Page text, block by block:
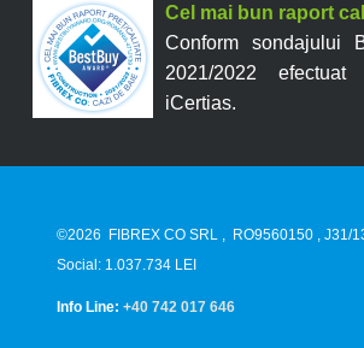
Cel mai bun raport
Conform sondajului
2021/2022
iCertias.
©2026 FIBREX CO SRL , RO9560150 , J31/
Social: 1.037.734 LEI
Info Line: +40 742 017 646